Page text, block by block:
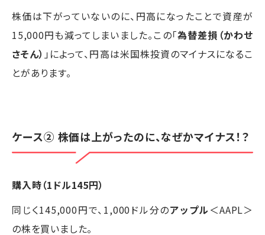
株価は下がっていないのに、円高になったことで資産が
15,000円も減ってしまいました。この「為替差損（かわせ
さそん） 」によって、円高は米国株投資のマイナスになるこ
とがあります。
ケース② 株価は上がったのに、なぜかマイナス！？
購入時（1ドル145円）
同じく145,000円で、1,000ドル分のアップル ＜AAPL＞
の株を買いました。